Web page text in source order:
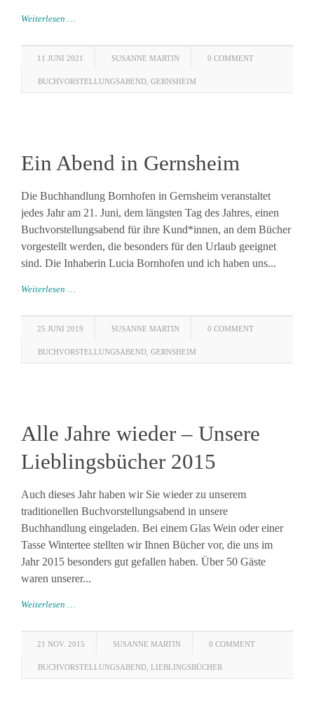
Weiterlesen …
11 JUNI 2021 SUSANNE MARTIN 0 COMMENT
BUCHVORSTELLUNGSABEND GERNSHEIM
Ein Abend in Gernsheim
Die Buchhandlung Bornhofen in Gernsheim veranstaltet
jedes Jahr am 21. Juni, dem längsten Tag des Jahres, einen
Buchvorstellungsabend für ihre Kund*innen, an dem Bücher
vorgestellt werden, die besonders für den Urlaub geeignet
sind. Die Inhaberin Lucia Bornhofen und ich haben uns...
Weiterlesen …
25 JUNI 2019 SUSANNE MARTIN 0 COMMENT
BUCHVORSTELLUNGSABEND GERNSHEIM
Alle Jahre wieder – Unsere
Lieblingsbücher 2015
Auch dieses Jahr haben wir Sie wieder zu unserem
traditionellen Buchvorstellungsabend in unsere
Buchhandlung eingeladen. Bei einem Glas Wein oder einer
Tasse Wintertee stellten wir Ihnen Bücher vor, die uns im
Jahr 2015 besonders gut gefallen haben. Über 50 Gäste
waren unserer...
Weiterlesen …
21 NOV. 2015 SUSANNE MARTIN 0 COMMENT
BUCHVORSTELLUNGSABEND LIEBLINGSBÜCHER